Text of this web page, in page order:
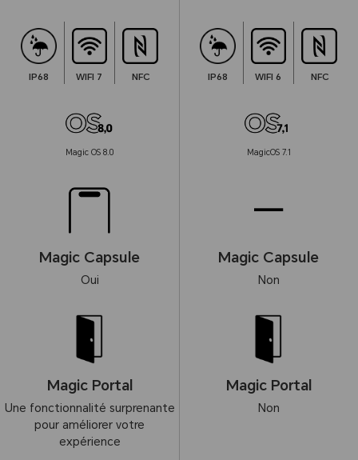
IP68 WIFI 7 NFC IP68 WIFI 6 NFC
Magic OS 8.0 MagicOS 7.1
Magic Capsule
Oui
Magic Capsule
Non
Magic Portal
Une fonctionnalité surprenante
pour améliorer votre
expérience
Magic Portal
Non